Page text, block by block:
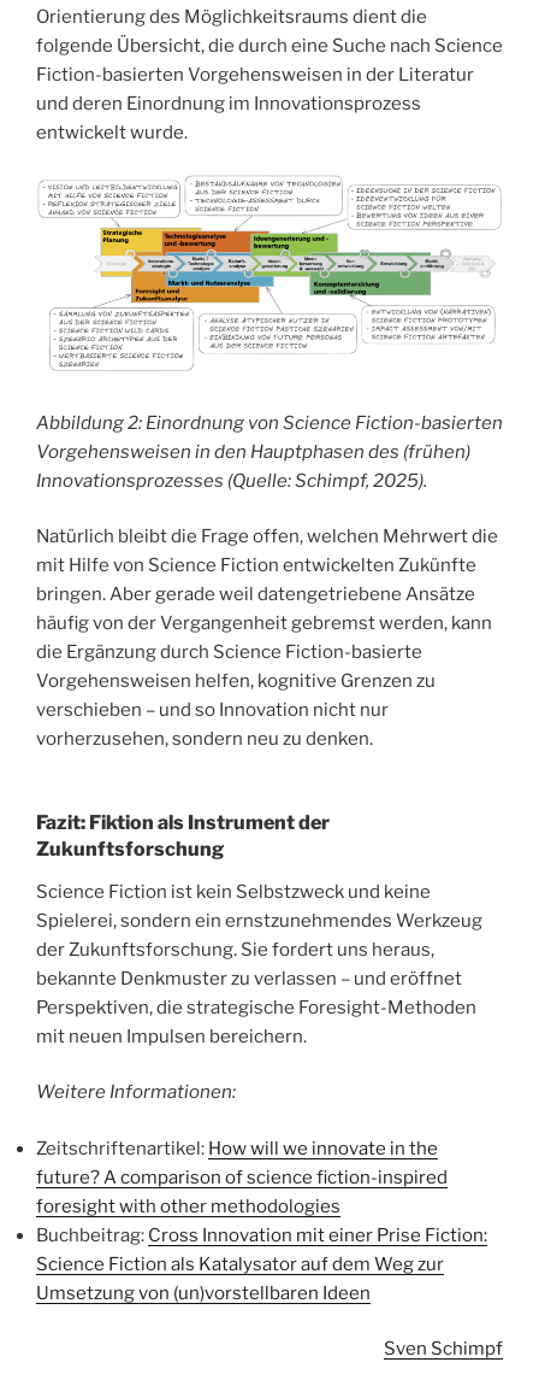
Orientierung des Möglichkeitsraums dient die
folgende Übersicht, die durch eine Suche nach Science
Fiction-basierten Vorgehensweisen in der Literatur
und deren Einordnung im Innovationsprozess
entwickelt wurde.
Abbildung 2: Einordnung von Science Fiction-basierten
Vorgehensweisen in den Hauptphasen des (frühen)
Innovationsprozesses (Quelle: Schimpf, 2025).
Natürlich bleibt die Frage offen, welchen Mehrwert die
mit Hilfe von Science Fiction entwickelten Zukünfte
bringen. Aber gerade weil datengetriebene Ansätze
häufig von der Vergangenheit gebremst werden, kann
die Ergänzung durch Science Fiction-basierte
Vorgehensweisen helfen, kognitive Grenzen zu
verschieben – und so Innovation nicht nur
vorherzusehen, sondern neu zu denken.
Fazit: Fiktion als Instrument der
Zukunftsforschung
Science Fiction ist kein Selbstzweck und keine
Spielerei, sondern ein ernstzunehmendes Werkzeug
der Zukunftsforschung. Sie fordert uns heraus,
bekannte Denkmuster zu verlassen – und eröffnet
Perspektiven, die strategische Foresight-Methoden
mit neuen Impulsen bereichern.
Weitere Informationen:
Zeitschriftenartikel: How will we innovate in the
future? A comparison of science fiction-inspired
foresight with other methodologies
Buchbeitrag: Cross Innovation mit einer Prise Fiction:
Science Fiction als Katalysator auf dem Weg zur
Umsetzung von (un)vorstellbaren Ideen
Sven Schimpf